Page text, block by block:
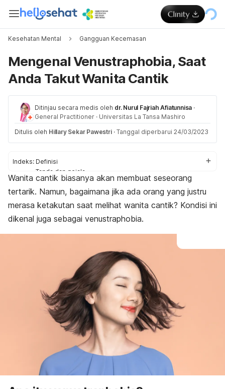
Kesehatan Mental Gangguan Kecemasan
Mengenal Venustraphobia, Saat
Anda Takut Wanita Cantik
Ditinjau secara medis oleh dr. Nurul Fajriah Afiatunnisa ·
General Practitioner · Universitas La Tansa Mashiro
Ditulis oleh Hillary Sekar Pawestri · Tanggal diperbarui 24/03/2023
Indeks: Definisi
Tanda dan gejala
Penyebab
Diagnosis
Cara mengatasi
Wanita cantik biasanya akan membuat seseorang
tertarik. Namun, bagaimana jika ada orang yang justru
merasa ketakutan saat melihat wanita cantik? Kondisi ini
dikenal juga sebagai venustraphobia.